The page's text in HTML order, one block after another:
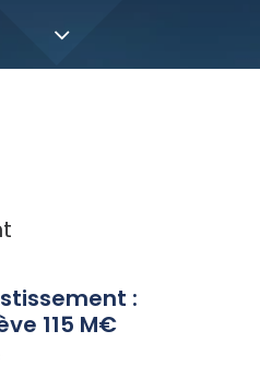
:
115 M€